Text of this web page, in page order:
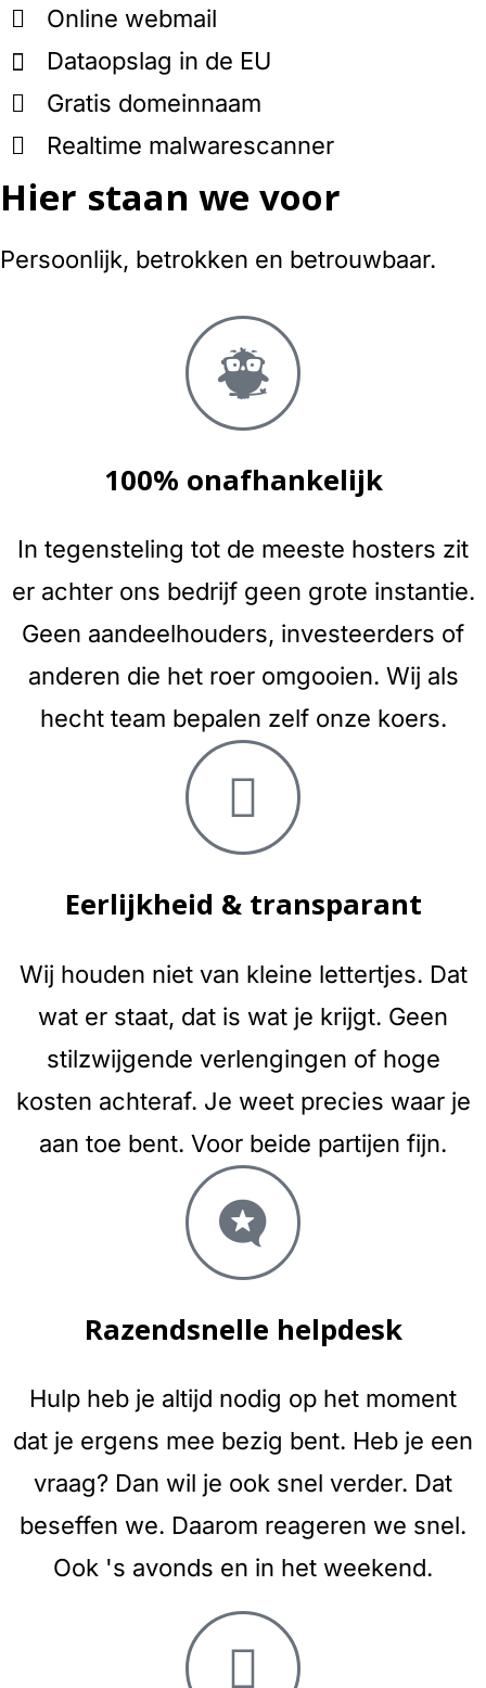
Online webmail
Dataopslag in de EU
Gratis domeinnaam
Realtime malwarescanner
Hier staan we voor
Persoonlijk, betrokken en betrouwbaar.
100% onafhankelijk
In tegensteling tot de meeste hosters zit
er achter ons bedrijf geen grote instantie.
Geen aandeelhouders, investeerders of
anderen die het roer omgooien. Wij als
hecht team bepalen zelf onze koers.
Eerlijkheid & transparant
Wij houden niet van kleine lettertjes. Dat
wat er staat, dat is wat je krijgt. Geen
stilzwijgende verlengingen of hoge
kosten achteraf. Je weet precies waar je
aan toe bent. Voor beide partijen fijn.
Razendsnelle helpdesk
Hulp heb je altijd nodig op het moment
dat je ergens mee bezig bent. Heb je een
vraag? Dan wil je ook snel verder. Dat
beseffen we. Daarom reageren we snel.
Ook 's avonds en in het weekend.